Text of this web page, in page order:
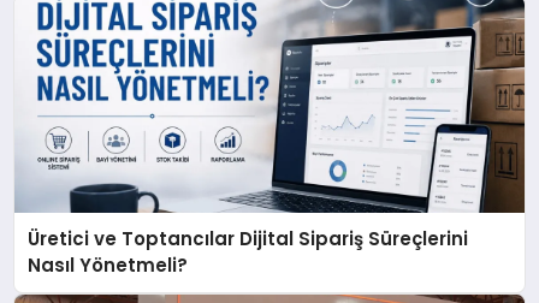
Üretici ve Toptancılar Dijital Sipariş Süreçlerini
Nasıl Yönetmeli?